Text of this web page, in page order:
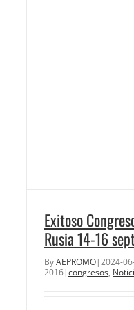
Exitoso
Rusia 14-16
ByAEPROMO|2024-
2016|congresos,